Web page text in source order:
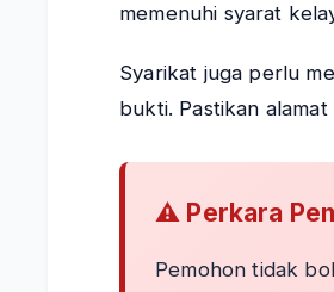
memenuhi syarat
Syarikat juga perlu
bukti. Pastikan
⚠️ Perkara
Pemohon tidak